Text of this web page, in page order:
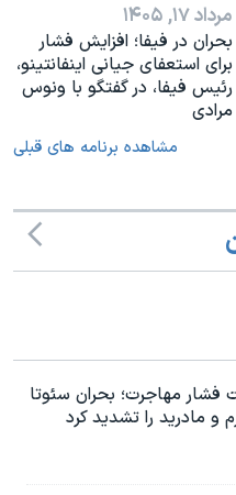
مرداد ۱۷, ۱۴۰۵
بحران در فیفا؛ افزایش فشار
برای استعفای جیانی اینفانتینو،
رئیس فیفا، در گفتگو با ونوس
مرادی
مشاهده برنامه های قبلی
فشار مهاجرت؛ بحران سئوتا
و مادرید را تشدید کرد